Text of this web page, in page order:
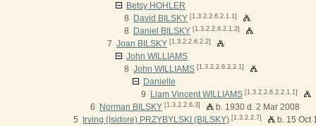
Betsy HOHLER
8
David BILSKY [1.3.2.2.6.2.1.1]
8 Daniel BILSKY [1.3.2.2.6.2.1.2]
7 Joan BILSKY [1.3.2.2.6.2.2]
John WILLIAMS
8 John WILLIAMS [1.3.2.2.6.2.2.1]
Danielle
9
Liam Vincent WILLIAMS [1.3.2.2.6.2.2.1.1]
6 Norman BILSKY [1.3.2.2.6.3]
b. 1930 d. 2 Mar 2008
5
Irving (Isidore) PRZYBYLSKI (BILSKY) [1.3.2.2.7]
b. 15 Oct